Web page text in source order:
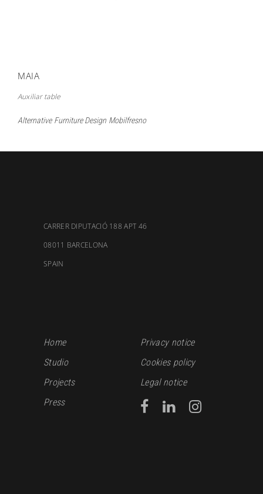
MAIA
Auxiliar table
Alternative Furniture Design Mobilfresno
CARRER DIPUTACIÓ 188 APT 46
08011 BARCELONA
SPAIN
Home
Studio
Projects
Press
Privacy notice
Cookies policy
Legal notice